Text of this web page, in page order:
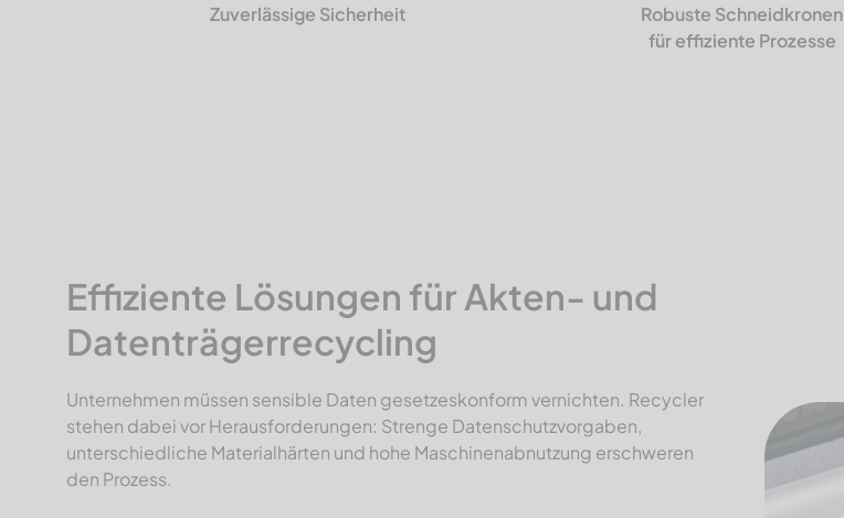
Zuverlässige Sicherheit
Robuste Schneidkronen
für effiziente Prozesse
Effiziente Lösungen für Akten- und
Datenträgerrecycling
Unternehmen müssen sensible Daten gesetzeskonform vernichten. Recycler
stehen dabei vor Herausforderungen: Strenge Datenschutzvorgaben,
unterschiedliche Materialhärten und hohe Maschinenabnutzung erschweren
den Prozess.